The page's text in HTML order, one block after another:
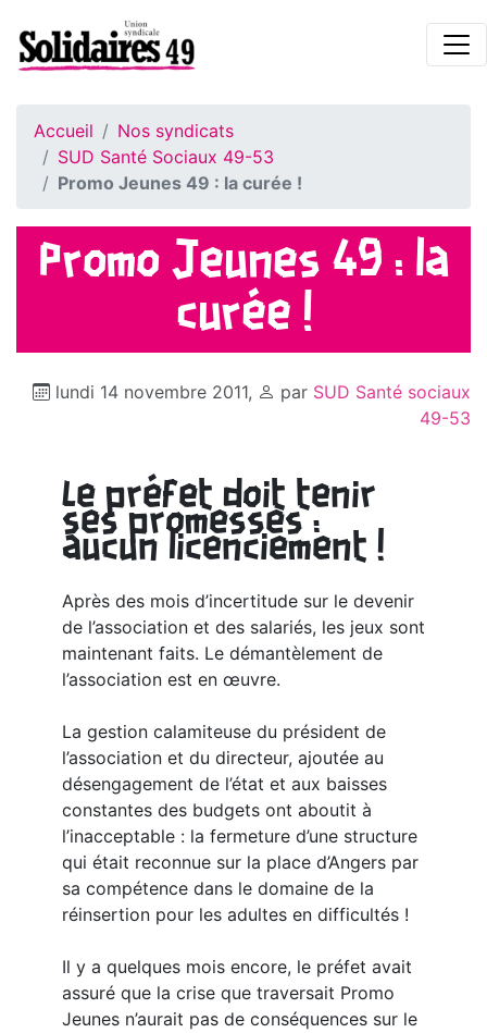
Accueil
Nos syndicats
SUD Santé Sociaux 49-53
Promo Jeunes 49 : la curée !
Promo Jeunes 49 : la
curée !
lundi 14 novembre 2011, par SUD Santé sociaux
49-53
Le préfet doit tenir
ses promesses :
aucun licenciement !
Après des mois d’incertitude sur le devenir
de l’association et des salariés, les jeux sont
maintenant faits. Le démantèlement de
l’association est en œuvre.
La gestion calamiteuse du président de
l’association et du directeur, ajoutée au
désengagement de l’état et aux baisses
constantes des budgets ont aboutit à
l’inacceptable : la fermeture d’une structure
qui était reconnue sur la place d’Angers par
sa compétence dans le domaine de la
réinsertion pour les adultes en difficultés !
Il y a quelques mois encore, le préfet avait
assuré que la crise que traversait Promo
Jeunes n’aurait pas de conséquences sur le